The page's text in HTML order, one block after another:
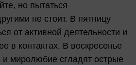
но пытаться
не стоит. В пятницу
от активной деятельности и
в контактах. В воскресенье
и миролюбие сгладят острые